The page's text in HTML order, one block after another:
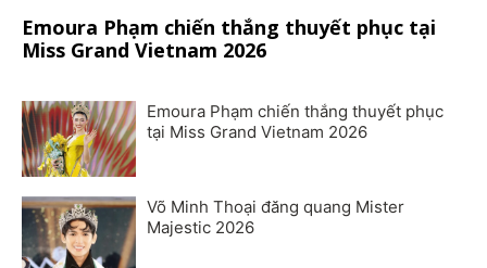
Emoura Phạm chiến thắng thuyết phục tại
Miss Grand Vietnam 2026
Emoura Phạm chiến thắng thuyết phục
tại Miss Grand Vietnam 2026
Võ Minh Thoại đăng quang Mister
Majestic 2026